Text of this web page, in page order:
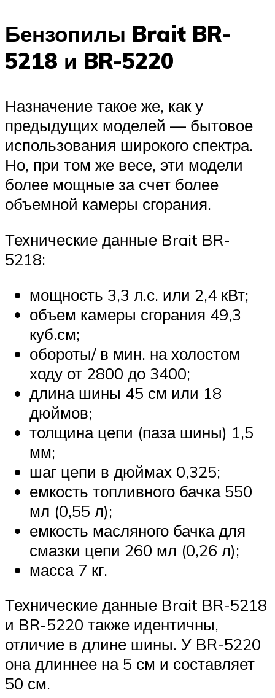
Бензопилы Brait BR-
5218 и BR-5220
Назначение такое же, как у
предыдущих моделей — бытовое
использования широкого спектра.
Но, при том же весе, эти модели
более мощные за счет более
объемной камеры сгорания.
Технические данные Brait BR-
5218:
мощность 3,3 л.с. или 2,4 кВт;
объем камеры сгорания 49,3
куб.см;
обороты/ в мин. на холостом
ходу от 2800 до 3400;
длина шины 45 см или 18
дюймов;
толщина цепи (паза шины) 1,5
мм;
шаг цепи в дюймах 0,325;
емкость топливного бачка 550
мл (0,55 л);
емкость масляного бачка для
смазки цепи 260 мл (0,26 л);
масса 7 кг.
Технические данные Brait BR-5218
и BR-5220 также идентичны,
отличие в длине шины. У BR-5220
она длиннее на 5 см и составляет
50 см.